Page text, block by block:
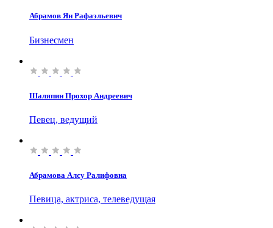
Абрамов Ян Рафаэльевич
Бизнесмен
Шаляпин Прохор Андреевич
Певец, ведущий
Абрамова Алсу Ралифовна
Певица, актриса, телеведущая